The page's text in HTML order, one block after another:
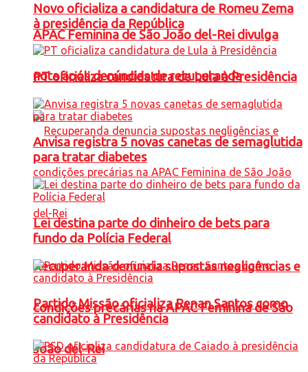
APAC Feminina de São João del-Rei divulga
nota após denúncias de recuperanda
Recuperanda denuncia supostas negligências e
condições precárias na APAC Feminina de São
João del-Rei
Novo oficializa a candidatura de Romeu Zema
à presidência da República
PT oficializa candidatura de Lula à Presidência
Anvisa registra 5 novas canetas de semaglutida
para tratar diabetes
Lei destina parte do dinheiro de bets para
fundo da Polícia Federal
Partido Missão oficializa Renan Santos como
candidato à Presidência